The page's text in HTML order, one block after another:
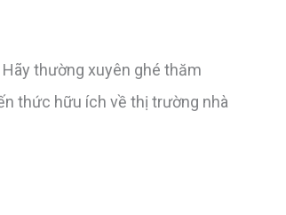
thường xuyên ghé thăm
thức hữu ích về thị trường nhà